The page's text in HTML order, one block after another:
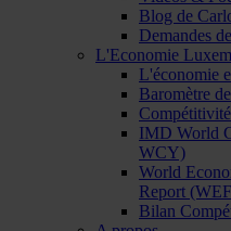
Blog de
Demandes
L'Economie
L'économie
Baromètre
Compétitivité
IMD World
WCY)
World
Report
Bilan